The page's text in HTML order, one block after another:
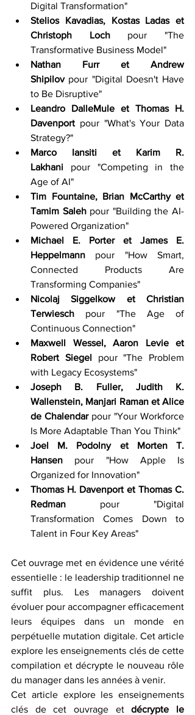
Digital Transformation"
Stelios Kavadias, Kostas Ladas et
Christoph Loch pour "The
Transformative Business Model"
Nathan Furr et Andrew
Shipilov pour "Digital Doesn't Have
to Be Disruptive"
Leandro DalleMule et Thomas H.
Davenport pour "What's Your Data
Strategy?"
Marco Iansiti et Karim R.
Lakhani pour "Competing in the
Age of AI"
Tim Fountaine, Brian McCarthy et
Tamim Saleh pour "Building the AI-
Powered Organization"
Michael E. Porter et James E.
Heppelmann pour "How Smart,
Connected Products Are
Transforming Companies"
Nicolaj Siggelkow et Christian
Terwiesch pour "The Age of
Continuous Connection"
Maxwell Wessel, Aaron Levie et
Robert Siegel pour "The Problem
with Legacy Ecosystems"
Joseph B. Fuller, Judith K.
Wallenstein, Manjari Raman et Alice
de Chalendar pour "Your Workforce
Is More Adaptable Than You Think"
Joel M. Podolny et Morten T.
Hansen pour "How Apple Is
Organized for Innovation"
Thomas H. Davenport et Thomas C.
Redman pour "Digital
Transformation Comes Down to
Talent in Four Key Areas"
Cet ouvrage met en évidence une vérité
essentielle : le leadership traditionnel ne
suffit plus. Les managers doivent
évoluer pour accompagner efficacement
leurs équipes dans un monde en
perpétuelle mutation digitale. Cet article
explore les enseignements clés de cette
compilation et décrypte le nouveau rôle
du manager dans les années à venir.
Cet article explore les enseignements
clés de cet ouvrage et décrypte le